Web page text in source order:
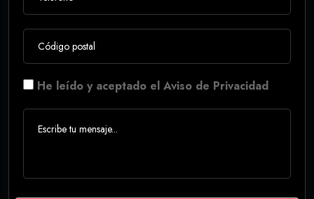
He leído y aceptado el Aviso de Privacidad